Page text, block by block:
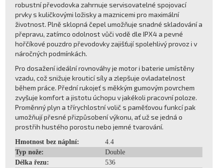
robustní převodovka zahrnuje servisovatelné spojovací
prvky s kuličkovými ložisky a maznicemi pro maximální
životnost. Plně sklopná čepel umožňuje snadné skladování a
přepravu, zatímco odolnost vůči vodě dle IPX4 a pevné
hořčíkové pouzdro převodovky zajišťují spolehlivý provoz i v
náročných podmínkách.
Pro dosažení ideální rovnováhy je motor i baterie umístěny
vzadu, což snižuje krouticí síly a zlepšuje ovladatelnost
během práce. Přední rukojeť s měkkým gumovým povrchem
zvyšuje komfort a jistotu úchopu v jakékoli pracovní poloze.
Proměnný plyn a třírychlostní volič s paměťovou funkcí pak
umožňují přesné přizpůsobení výkonu, ať už se jedná o
prostřih hustého porostu nebo jemné tvarování.
Hmotnost bez náplní:
4.4
Typ nože:
Double
Délka řezu:
536